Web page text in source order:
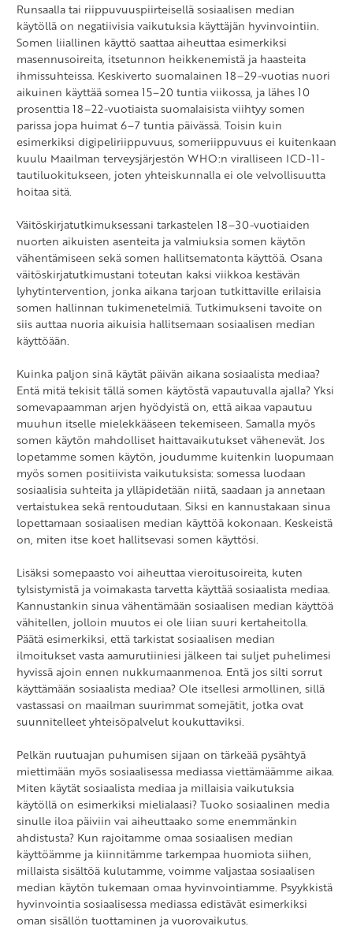
Runsaalla tai riippuvuuspiirteisellä sosiaalisen median
käytöllä on negatiivisia vaikutuksia käyttäjän hyvinvointiin.
Somen liiallinen käyttö saattaa aiheuttaa esimerkiksi
masennusoireita, itsetunnon heikkenemistä ja haasteita
ihmissuhteissa. Keskiverto suomalainen 18–29-vuotias nuori
aikuinen käyttää somea 15–20 tuntia viikossa, ja lähes 10
prosenttia 18–22-vuotiaista suomalaisista viihtyy somen
parissa jopa huimat 6–7 tuntia päivässä. Toisin kuin
esimerkiksi digipeliriippuvuus, someriippuvuus ei kuitenkaan
kuulu Maailman terveysjärjestön WHO:n viralliseen ICD-11-
tautiluokitukseen, joten yhteiskunnalla ei ole velvollisuutta
hoitaa sitä.
Väitöskirjatutkimuksessani tarkastelen 18–30-vuotiaiden
nuorten aikuisten asenteita ja valmiuksia somen käytön
vähentämiseen sekä somen hallitsematonta käyttöä. Osana
väitöskirjatutkimustani toteutan kaksi viikkoa kestävän
lyhytintervention, jonka aikana tarjoan tutkittaville erilaisia
somen hallinnan tukimenetelmiä. Tutkimukseni tavoite on
siis auttaa nuoria aikuisia hallitsemaan sosiaalisen median
käyttöään.
Kuinka paljon sinä käytät päivän aikana sosiaalista mediaa?
Entä mitä tekisit tällä somen käytöstä vapautuvalla ajalla? Yksi
somevapaamman arjen hyödyistä on, että aikaa vapautuu
muuhun itselle mielekkääseen tekemiseen. Samalla myös
somen käytön mahdolliset haittavaikutukset vähenevät. Jos
lopetamme somen käytön, joudumme kuitenkin luopumaan
myös somen positiivista vaikutuksista: somessa luodaan
sosiaalisia suhteita ja ylläpidetään niitä, saadaan ja annetaan
vertaistukea sekä rentoudutaan. Siksi en kannustakaan sinua
lopettamaan sosiaalisen median käyttöä kokonaan. Keskeistä
on, miten itse koet hallitsevasi somen käyttösi.
Lisäksi somepaasto voi aiheuttaa vieroitusoireita, kuten
tylsistymistä ja voimakasta tarvetta käyttää sosiaalista mediaa.
Kannustankin sinua vähentämään sosiaalisen median käyttöä
vähitellen, jolloin muutos ei ole liian suuri kertaheitolla.
Päätä esimerkiksi, että tarkistat sosiaalisen median
ilmoitukset vasta aamurutiiniesi jälkeen tai suljet puhelimesi
hyvissä ajoin ennen nukkumaanmenoa. Entä jos silti sorrut
käyttämään sosiaalista mediaa? Ole itsellesi armollinen, sillä
vastassasi on maailman suurimmat somejätit, jotka ovat
suunnitelleet yhteisöpalvelut koukuttaviksi.
Pelkän ruutuajan puhumisen sijaan on tärkeää pysähtyä
miettimään myös sosiaalisessa mediassa viettämäämme aikaa.
Miten käytät sosiaalista mediaa ja millaisia vaikutuksia
käytöllä on esimerkiksi mielialaasi? Tuoko sosiaalinen media
sinulle iloa päiviin vai aiheuttaako some enemmänkin
ahdistusta? Kun rajoitamme omaa sosiaalisen median
käyttöämme ja kiinnitämme tarkempaa huomiota siihen,
millaista sisältöä kulutamme, voimme valjastaa sosiaalisen
median käytön tukemaan omaa hyvinvointiamme. Psyykkistä
hyvinvointia sosiaalisessa mediassa edistävät esimerkiksi
oman sisällön tuottaminen ja vuorovaikutus.